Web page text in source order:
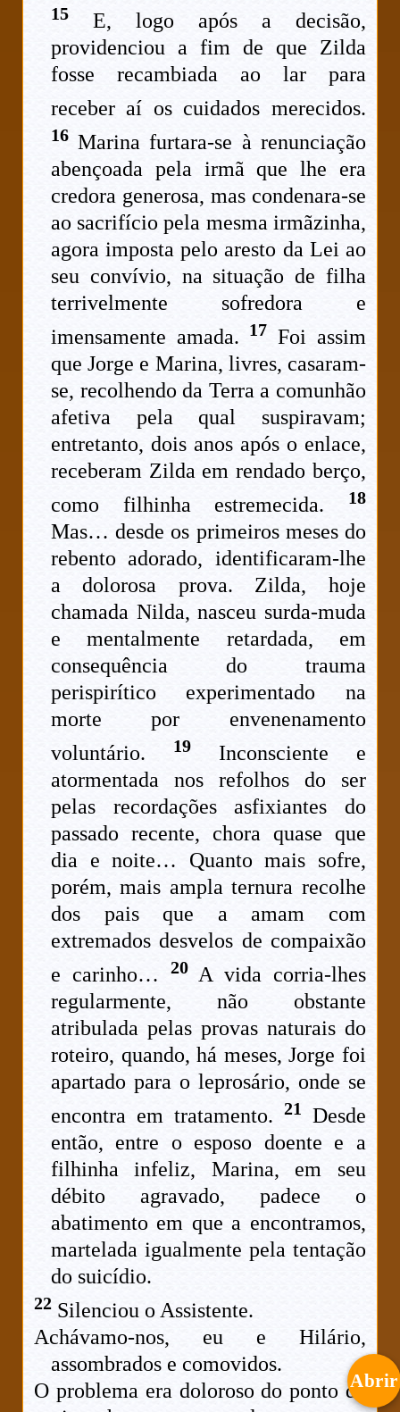
15 E, logo após a decisão,
providenciou a fim de que Zilda
fosse recambiada ao lar para
receber aí os cuidados merecidos.
16 Marina furtara-se à renunciação
abençoada pela irmã que lhe era
credora generosa, mas condenara-se
ao sacrifício pela mesma irmãzinha,
agora imposta pelo aresto da Lei ao
seu convívio, na situação de filha
terrivelmente sofredora e
imensamente amada. 17 Foi assim
que Jorge e Marina, livres, casaram-
se, recolhendo da Terra a comunhão
afetiva pela qual suspiravam;
entretanto, dois anos após o enlace,
receberam Zilda em rendado berço,
como filhinha estremecida.
18
Mas… desde os primeiros meses do
rebento adorado, identificaram-lhe
a dolorosa prova. Zilda, hoje
chamada Nilda, nasceu surda-muda
e mentalmente retardada, em
consequência do trauma
perispirítico experimentado na
morte por envenenamento
voluntário.
19Inconsciente e
atormentada nos refolhos do ser
pelas recordações asfixiantes do
passado recente, chora quase que
dia e noite… Quanto mais sofre,
porém, mais ampla ternura recolhe
dos pais que a amam com
extremados desvelos de compaixão
e carinho…
20A vida corria-lhes
regularmente, não obstante
atribulada pelas provas naturais do
roteiro, quando, há meses, Jorge foi
apartado para o leprosário, onde se
encontra em tratamento. 21
Desde
então, entre o esposo doente e a
filhinha infeliz, Marina, em seu
débito agravado, padece o
abatimento em que a encontramos,
martelada igualmente pela tentação
do suicídio.
22 Silenciou o Assistente.
Achávamo-nos, eu e Hilário,
assombrados e comovidos.
O problema era doloroso do ponto deAbrir